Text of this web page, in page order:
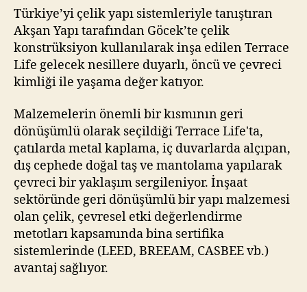
Türkiye’yi çelik yapı sistemleriyle tanıştıran
Akşan Yapı tarafından Göcek’te çelik
konstrüksiyon kullanılarak inşa edilen Terrace
Life gelecek nesillere duyarlı, öncü ve çevreci
kimliği ile yaşama değer katıyor.
Malzemelerin önemli bir kısmının geri
dönüşümlü olarak seçildiği Terrace Life'ta,
çatılarda metal kaplama, iç duvarlarda alçıpan,
dış cephede doğal taş ve mantolama yapılarak
çevreci bir yaklaşım sergileniyor. İnşaat
sektöründe geri dönüşümlü bir yapı malzemesi
olan çelik, çevresel etki değerlendirme
metotları kapsamında bina sertifika
sistemlerinde (LEED, BREEAM, CASBEE vb.)
avantaj sağlıyor.